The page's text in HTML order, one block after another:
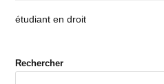
étudiant en droit
Rechercher